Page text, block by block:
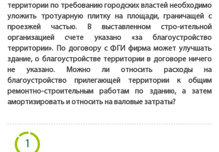
территории по требованию городских властей необходимо
уложить тротуарную плитку на площади, граничащей с
проезжей частью. В выставленном стро-ительной
организацией счете указано «за благоустройство
территории». По договору с ФГИ фирма может улучшать
здание, о благоустройстве территории в договоре ничего
не указано. Можно ли относить расходы на
благоустройство прилегающей территории к общим
ремонтно-строительным работам по зданию, а затем
амортизировать и относить на валовые затраты?
1